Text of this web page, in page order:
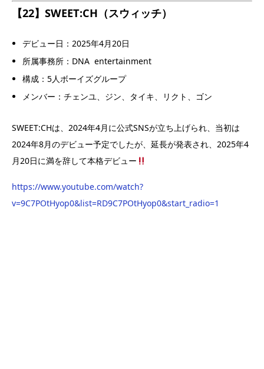
【22】SWEET:CH（スウィッチ）
デビュー日：2025年4月20日
所属事務所：DNA entertainment
構成：5人ボーイズグループ
メンバー：チェンユ、ジン、タイキ、リクト、ゴン
SWEET:CHは、2024年4月に公式SNSが立ち上げられ、当初は
2024年8月のデビュー予定でしたが、延長が発表され、2025年4
月20日に満を辞して本格デビュー
https://www.youtube.com/watch?
v=9C7POtHyop0&list=RD9C7POtHyop0&start_radio=1